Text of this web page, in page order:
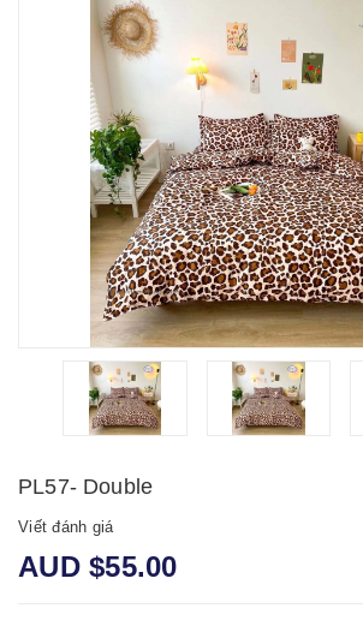
PL57- Double
Viết đánh giá
AUD $55.00